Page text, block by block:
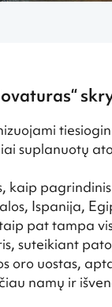
suplanuotų
kaip
Ispanija,
pat tampa
suteikiant
oro uostas,
namų ir